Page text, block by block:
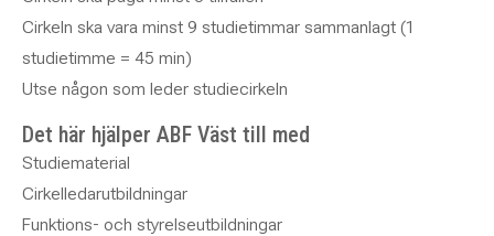
Cirkeln ska vara minst 9 studietimmar sammanlagt (1
studietimme = 45 min)
Utse någon som leder studiecirkeln
Det här hjälper ABF Väst till med
Studiematerial
Cirkelledarutbildningar
Funktions- och styrelseutbildningar